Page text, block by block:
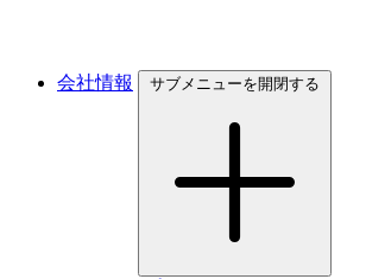
会社情報 サブメニューを開閉する